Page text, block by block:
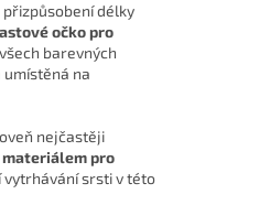
přizpůsobení délky
očko pro
barevných
na
nejčastěji
pro
srsti v této